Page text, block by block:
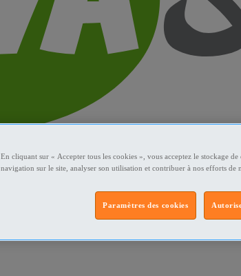
En cliquant sur « Accepter tous les cookies », vous acceptez le stockage
navigation sur le site, analyser son utilisation et contribuer à nos efforts de
Paramètres des cookies